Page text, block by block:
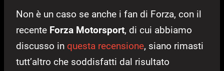
Non è un caso se anche i fan di Forza, con il
recente Forza Motorsport, di cui abbiamo
discusso in questa recensione, siano rimasti
tutt’altro che soddisfatti dal risultato